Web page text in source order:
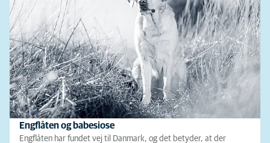
Engflåten og babesiose
Engflåten har fundet vej til Danmark, og det betyder, at der